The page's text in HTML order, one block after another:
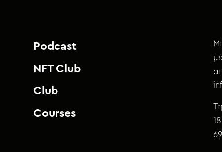
Podcast
NFT Club
Club
Courses